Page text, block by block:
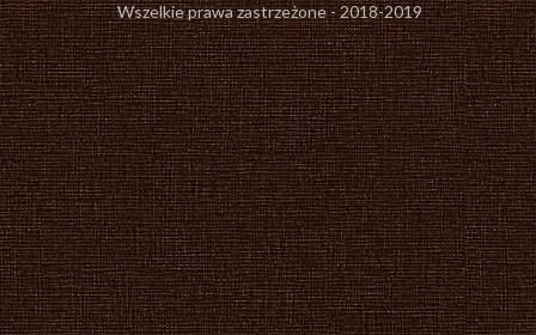
Wszelkie prawa zastrzeżone - 2018-2019